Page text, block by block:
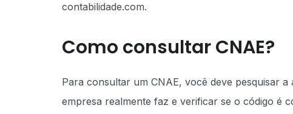
contabilidade.com.
Como consultar CNAE?
Para consultar um CNAE, você deve pesquisar
empresa realmente faz e verificar se o código é